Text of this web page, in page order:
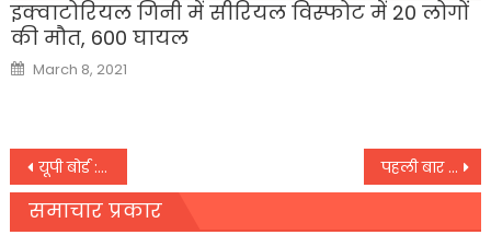
इक्वाटोरियल गिनी में सीरियल विस्फोट में 20 लोगों
की मौत, 600 घायल
Posted
on
March 8, 2021
Post
navigation
यूपी बोर्ड : १०वीं-१२वीं की परीक्षा १८ फरवरी से पहली बार महिला एक दिवसीय वर्ल्ड कप जीतने वाली भारतीय महिला टीम ने प्रधानमंत्री से की मुलाकात
समाचार प्रकार